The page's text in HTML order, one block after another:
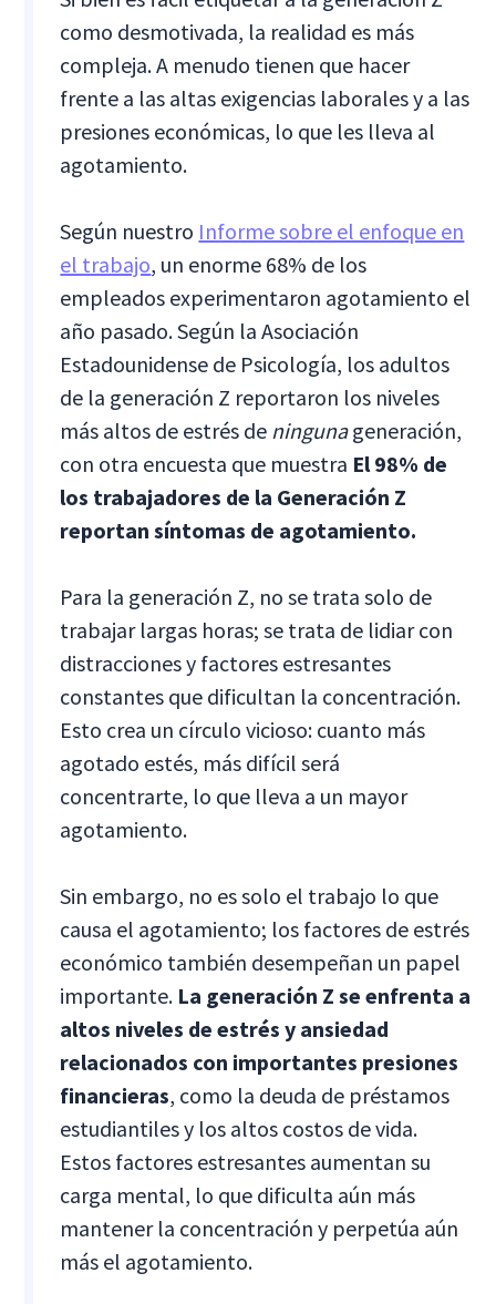
como desmotivada, la realidad es más
compleja. A menudo tienen que hacer
frente a las altas exigencias laborales y a las
presiones económicas, lo que les lleva al
agotamiento.
Según nuestro Informe sobre el enfoque en
el trabajo, un enorme 68% de los
empleados experimentaron agotamiento el
año pasado. Según la Asociación
Estadounidense de Psicología, los adultos
de la generación Z reportaron los niveles
más altos de estrés de ningunageneración,
con otra encuesta que muestra El 98% de
los trabajadores de la Generación Z
reportan síntomas de agotamiento.
Para la generación Z, no se trata solo de
trabajar largas horas; se trata de lidiar con
distracciones y factores estresantes
constantes que dificultan la concentración.
Esto crea un círculo vicioso: cuanto más
agotado estés, más difícil será
concentrarte, lo que lleva a un mayor
agotamiento.
Sin embargo, no es solo el trabajo lo que
causa el agotamiento; los factores de estrés
económico también desempeñan un papel
importante. La generación Z se enfrenta a
altos niveles de estrés y ansiedad
relacionados con importantes presiones
financieras, como la deuda de préstamos
estudiantiles y los altos costos de vida.
Estos factores estresantes aumentan su
carga mental, lo que dificulta aún más
mantener la concentración y perpetúa aún
más el agotamiento.